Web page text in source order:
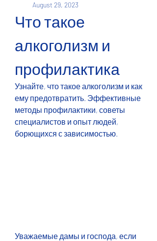
August 29, 2023
Что такое
алкоголизм и
профилактика
Узнайте, что такое алкоголизм и как
ему предотвратить. Эффективные
методы профилактики, советы
специалистов и опыт людей,
борющихся с зависимостью.
Уважаемые дамы и господа, если